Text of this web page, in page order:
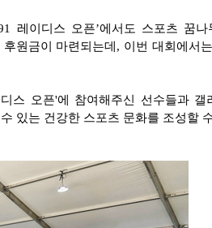
레이디스 오픈’에서도 스포츠 꿈
후원금이 마련되는데, 이번 대회에
스 오픈'에 참여해주신 선수들과
있는 건강한 스포츠 문화를 조성할